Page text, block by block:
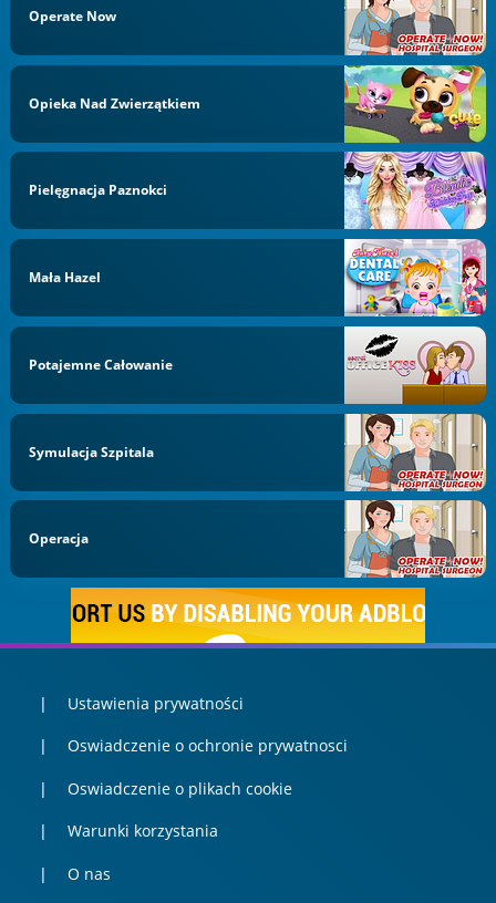
Operate Now
Opieka Nad Zwierzątkiem
Pielęgnacja Paznokci
Mała Hazel
Potajemne Całowanie
Symulacja Szpitala
Operacja
Ustawienia prywatności
Oswiadczenie o ochronie prywatnosci
Oswiadczenie o plikach cookie
Warunki korzystania
O nas